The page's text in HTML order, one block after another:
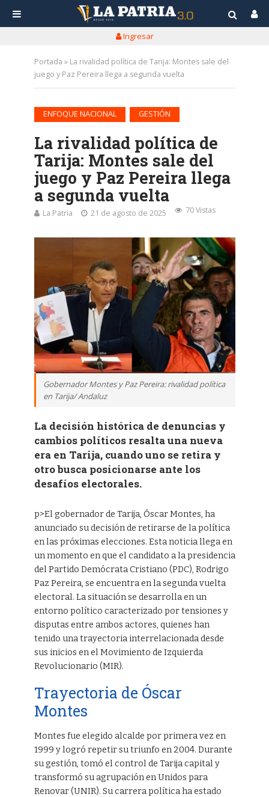
Ingresar
Portada » La rivalidad política de Tarija: Montes sale del
juego y Paz Pereira llega a segunda vuelta
ENFOQUE NACIONAL GESTIÓN
La rivalidad política de
Tarija: Montes sale del
juego y Paz Pereira llega
a segunda vuelta
La Patria 21 de agosto de 2025 70 Vistas
Gobernador Montes y Paz Pereira: rivalidad política
en Tarija/ Andaluz
La decisión histórica de denuncias y
cambios políticos resalta una nueva
era en Tarija, cuando uno se retira y
otro busca posicionarse ante los
desafíos electorales.
p>El gobernador de Tarija, Óscar Montes, ha
anunciado su decisión de retirarse de la política
en las próximas elecciones. Esta noticia llega en
un momento en que el candidato a la presidencia
del Partido Demócrata Cristiano (PDC), Rodrigo
Paz Pereira, se encuentra en la segunda vuelta
electoral. La situación se desarrolla en un
entorno político caracterizado por tensiones y
disputas entre ambos actores, quienes han
tenido una trayectoria interrelacionada desde
sus inicios en el Movimiento de Izquierda
Revolucionario (MIR).
Trayectoria de Óscar
Montes
Montes fue elegido alcalde por primera vez en
1999 y logró repetir su triunfo en 2004. Durante
su gestión, tomó el control de Tarija capital y
transformó su agrupación en Unidos para
Renovar (UNIR). Su carrera política ha estado